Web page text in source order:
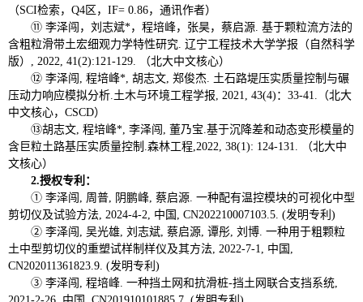
（SCI检索，Q4区，IF= 0.86，通讯作者）
⑪ 李泽闯，刘志斌*，程培峰，张昊，蔡启源. 基于颗粒流方法的
含粗粒滑带土宏细观力学特性研究. 辽宁工程技术大学学报（自然科学
版）, 2022, 41(2):121-129. （北大中文核心）
⑫ 李泽闯, 程培峰*, 胡志文, 郑俊杰. 土石路堤压实质量控制与碾
压动力响应模拟分析.土木与环境工程学报, 2021, 43(4)：33-41.（北大
中文核心，CSCD）
⑬胡志文, 程培峰*, 李泽闯, 董乃宝.基于沉降差和动态变形模量的
含巨粒土路基压实质量控制.森林工程,2022, 38(1): 124-131. （北大中
文核心）
2.授权专利：
① 李泽闯, 周普, 阴鹏峰, 蔡启源. 一种配有温控模块的可视化中型
剪切仪及试验方法, 2024-4-2, 中国, CN202210007103.5. (发明专利)
② 李泽闯, 吴光雄, 刘志斌, 蔡启源, 谭彤, 刘博. 一种用于粗颗粒
土中型剪切仪的重塑试样制样仪及其方法, 2022-7-1, 中国,
CN202011361823.9. (发明专利)
③ 李泽闯, 程培峰. 一种挡土网和抗滑桩-挡土网联合支挡系统,